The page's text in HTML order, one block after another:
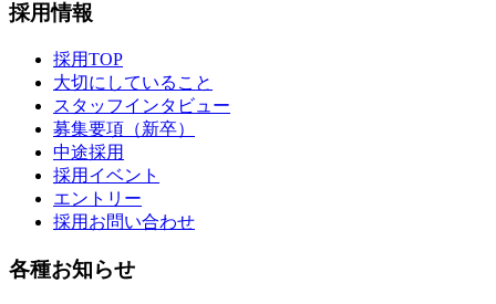
採用情報
採用TOP
大切にしていること
スタッフインタビュー
募集要項（新卒）
中途採用
採用イベント
エントリー
採用お問い合わせ
各種お知らせ